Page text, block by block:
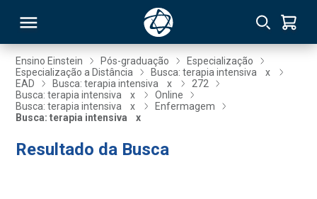
Ensino Einstein Pós-graduação
Especialização
Especialização a Distância
Busca: terapia intensiva
x
EAD
Busca: terapia intensiva x
272
Busca: terapia intensiva
x
Online
Busca: terapia intensiva
x
Enfermagem
Busca: terapia intensiva
x
Resultado da Busca